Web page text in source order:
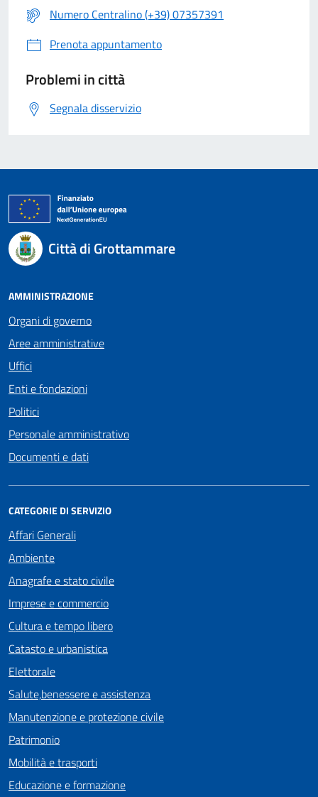
Numero Centralino (+39) 07357391
Prenota appuntamento
Problemi in città
Segnala disservizio
Città di Grottammare
AMMINISTRAZIONE
Organi di governo
Aree amministrative
Uffici
Enti e fondazioni
Politici
Personale amministrativo
Documenti e dati
CATEGORIE DI SERVIZIO
Affari Generali
Ambiente
Anagrafe e stato civile
Imprese e commercio
Cultura e tempo libero
Catasto e urbanistica
Elettorale
Salute,benessere e assistenza
Manutenzione e protezione civile
Patrimonio
Mobilità e trasporti
Educazione e formazione